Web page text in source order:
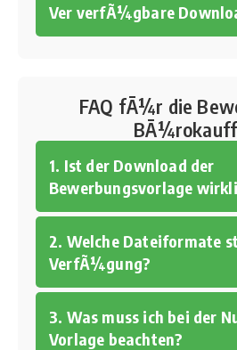
Ver verfÃ¼gbare
FAQ fÃ¼r die
1. Ist der Download der
Bewerbungsvorlage
2. Welche Dateiformate
VerfÃ¼gung?
3. Was muss ich bei der
Vorlage beachten?